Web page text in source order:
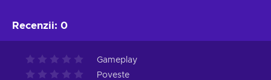
Recenzii: 0
Gameplay
Poveste